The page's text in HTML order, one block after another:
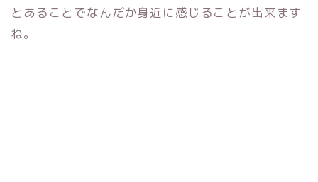
とあることでなんだか身近に感じることが出来ます
ね。